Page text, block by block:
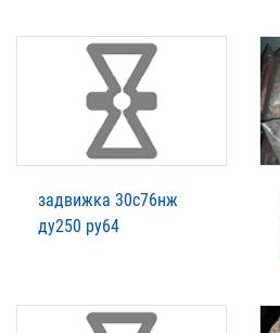
задвижка 30с76нж
ду250 ру64